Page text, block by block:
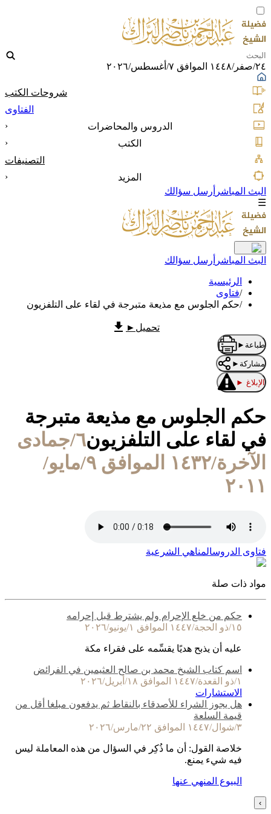
٢٤/صفر/١٤٤٨ الموافق ٧/أغسطس/٢٠٢٦
شروحات الكتب
الفتاوى
الدروس والمحاضرات
‹
الكتب
‹
التصنيفات
المزيد
‹
البث المباشر أرسل سؤالك
☰
البث المباشر أرسل سؤالك
الرئيسية
/فتاوى
/حكم الجلوس مع مذيعة متبرجة في لقاء على التلفزيون
تحميل ►
طباعة ►
مشاركة ►
الإبلاغ ►
حكم الجلوس مع مذيعة متبرجة
في لقاء على التلفزيون ٦/جمادى
الآخرة/١٤٣٢ الموافق ٩/مايو/
٢٠١١
فتاوى الدروسالمناهي الشرعية
مواد ذات صلة
حكم من خلع الإحرام ولم يشترط قبل إحرامه
١٥/ذو الحجة/١٤٤٧ الموافق ١/يونيو/٢٠٢٦
عليه أن يذبح هديًا يقسِّمه على فقراء مكة
اسم كتاب الشيخ محمد بن صالح العثيمين في الفرائض
١/ذو القعدة/١٤٤٧ الموافق ١٨/أبريل/٢٠٢٦
الاستشارات
هل يجوز الشراء للأصدقاء بالنقاط ثم يدفعون مبلغا أقل من
قيمة السلعة
٣/شوال/١٤٤٧ الموافق ٢٢/مارس/٢٠٢٦
خلاصة القول: أن ما ذُكِر في السؤال من هذه المعاملة ليس
فيه شيء يمنع.
البيوع المنهي عنها
›